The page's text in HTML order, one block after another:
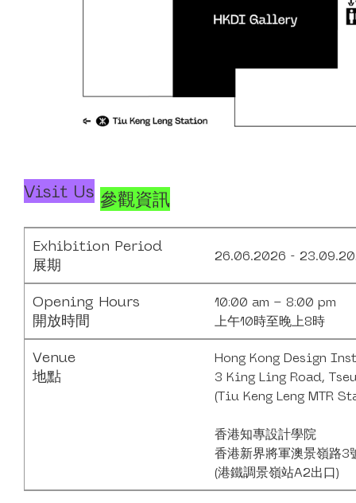
Visit Us 參觀資訊
Exhibition Period
展期
26.06.2026 -
Opening Hours
開放時間
10:00 am – 8:00 pm
上午10時至晚上8時
Venue
地點
Hong Kong Design
3 King Ling Road,
(Tiu Keng Leng MTR
香港知專設計學院
香港新界將軍澳景嶺路3
(港鐵調景嶺站A2出口)